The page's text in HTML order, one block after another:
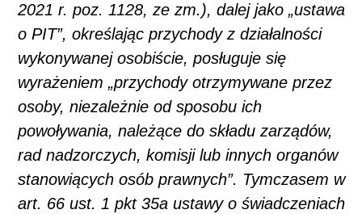
2021 r. poz. 1128, ze zm.), dalej jako „ustawa
o PIT”, określając przychody z działalności
wykonywanej osobiście, posługuje się
wyrażeniem „przychody otrzymywane przez
osoby, niezależnie od sposobu ich
powoływania, należące do składu zarządów,
rad nadzorczych, komisji lub innych organów
stanowiących osób prawnych”. Tymczasem w
art. 66 ust. 1 pkt 35a ustawy o świadczeniach